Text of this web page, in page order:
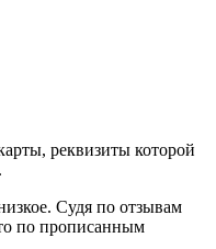
реквизиты которой
Судя по отзывам
по прописанным